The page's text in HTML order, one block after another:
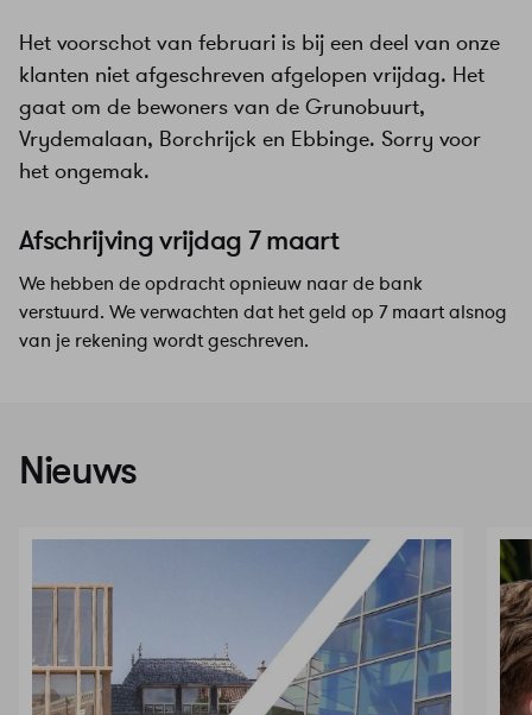
Het voorschot van februari is bij een deel van onze
klanten niet afgeschreven afgelopen vrijdag. Het
gaat om de bewoners van de Grunobuurt,
Vrydemalaan, Borchrijck en Ebbinge. Sorry voor
het ongemak.
Afschrijving vrijdag 7 maart
We hebben de opdracht opnieuw naar de bank
verstuurd. We verwachten dat het geld op 7 maart alsnog
van je rekening wordt geschreven.
Nieuws